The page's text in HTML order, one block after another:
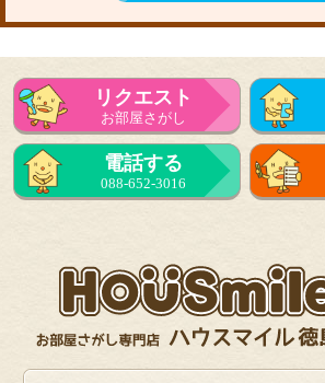
リクエスト
お部屋さがし
電話する
088-652-3016